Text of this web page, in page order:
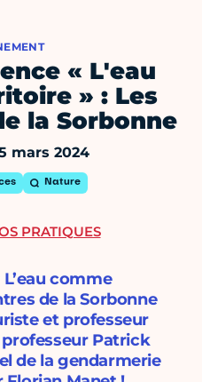
« L'eau
» : Les
la Sorbonne
mars 2024
Nature
comme
de la Sorbonne
et professeur
Patrick
de la gendarmerie
PRATIQUES